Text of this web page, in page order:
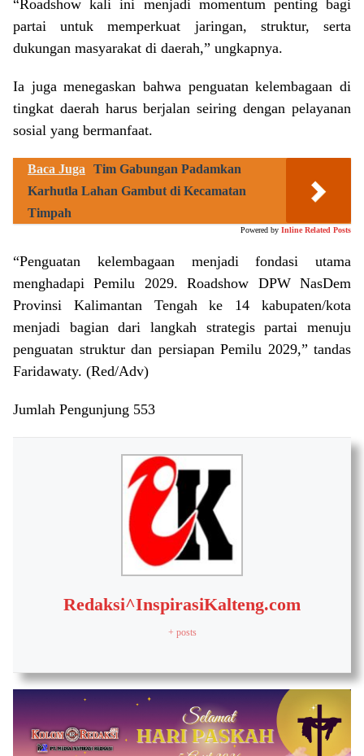
“Roadshow kali ini menjadi momentum penting bagi
partai untuk memperkuat jaringan, struktur, serta
dukungan masyarakat di daerah,” ungkapnya.
Ia juga menegaskan bahwa penguatan kelembagaan di
tingkat daerah harus berjalan seiring dengan pelayanan
sosial yang bermanfaat.
Baca Juga
Tim Gabungan Padamkan
Karhutla Lahan Gambut di Kecamatan
Timpah
Powered by Inline Related Posts
“Penguatan kelembagaan menjadi fondasi utama
menghadapi Pemilu 2029. Roadshow DPW NasDem
Provinsi Kalimantan Tengah ke 14 kabupaten/kota
menjadi bagian dari langkah strategis partai menuju
penguatan struktur dan persiapan Pemilu 2029,” tandas
Faridawaty. (Red/Adv)
Jumlah Pengunjung 553
Redaksi^InspirasiKalteng.com
+ posts